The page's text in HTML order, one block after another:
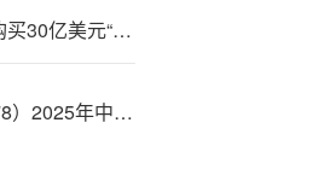
印尼顶级!富豪承‘诺’购买30亿美元“爱国者”债券
特宝—生物（68{8}278）2025年中报简析：营收净利润同比双双增长